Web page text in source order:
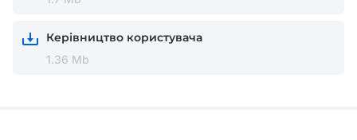
Керівництво користувача
1.36 Mb